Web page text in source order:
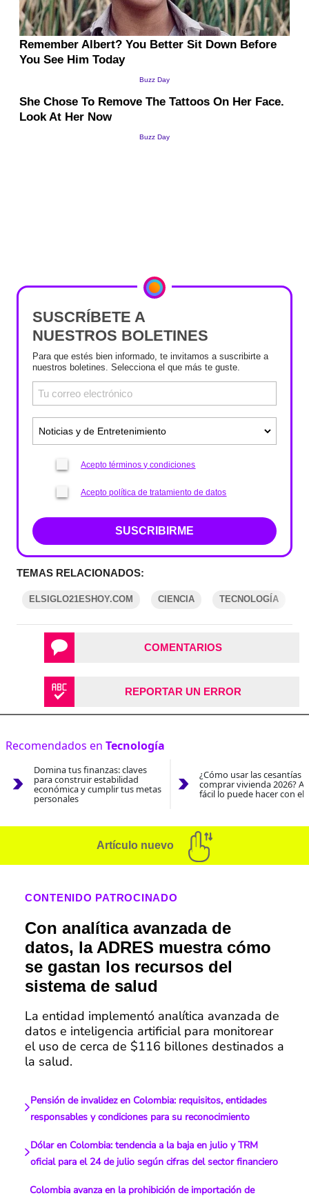
SUSCRÍBETE A
NUESTROS BOLETINES
Para que estés bien informado, te invitamos a suscribirte a
nuestros boletines. Selecciona el que más te guste.
Acepto términos y condiciones
Acepto política de tratamiento de datos
SUSCRIBIRME
TEMAS RELACIONADOS:
ELSIGLO21ESHOY.COM CIENCIA TECNOLOGÍA
COMENTARIOS
REPORTAR UN ERROR
Recomendados en Tecnología
Domina tus finanzas: claves
para construir estabilidad
económica y cumplir tus metas
personales
¿Cómo usar las cesantías
comprar vivienda 2026?
fácil lo puede hacer con el
Artículo nuevo
CONTENIDO PATROCINADO
Con analítica avanzada de
datos, la ADRES muestra cómo
se gastan los recursos del
sistema de salud
La entidad implementó analítica avanzada de
datos e inteligencia artificial para monitorear
el uso de cerca de $116 billones destinados a
la salud.
Pensión de invalidez en Colombia: requisitos, entidades
responsables y condiciones para su reconocimiento
Dólar en Colombia: tendencia a la baja en julio y TRM
oficial para el 24 de julio según cifras del sector financiero
Colombia avanza en la prohibición de importación de